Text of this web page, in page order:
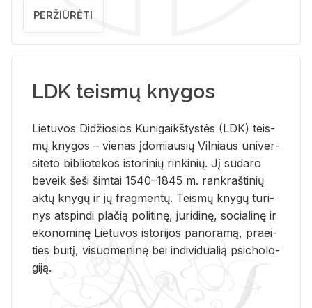
PERŽIŪRĖTI
LDK teismų knygos
Lie­tu­vos Di­džio­sios Ku­ni­gaikš­tys­tės (LDK) teis­
mų kny­gos – vie­nas įdo­miau­sių Vil­niaus uni­ver­
si­te­to bi­b­lio­te­kos is­to­ri­nių rin­ki­nių. Jį su­da­ro
be­veik šeši šim­tai 1540–1845 m. rank­raš­ti­nių
aktų kny­gų ir jų frag­men­tų. Teis­mų kny­gų tu­ri­
nys at­spin­di pla­čią po­li­ti­nę, ju­ri­di­nę, so­cia­li­nę ir
eko­no­mi­nę Lie­tu­vos is­to­ri­jos pa­no­ra­mą, pra­ei­
ties bui­tį, vi­suo­me­ni­nę bei in­di­vi­dua­lią psi­cho­lo­
gi­ją.